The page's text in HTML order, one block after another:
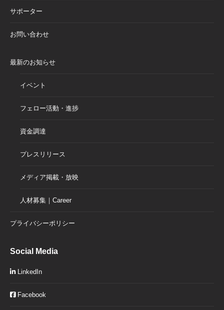
サポーター
お問い合わせ
最新のお知らせ
イベント
フェロー活動・進捗
資金調達
プレスリリース
メディア掲載・放映
人材募集｜Career
プライバシーポリシー
Social Media
LinkedIn
Facebook